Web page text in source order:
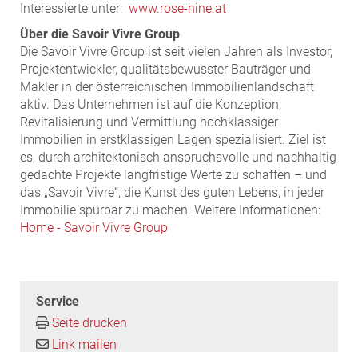
Interessierte unter: www.rose-nine.at
Über die Savoir Vivre Group
Die Savoir Vivre Group ist seit vielen Jahren als Investor,
Projektentwickler, qualitätsbewusster Bauträger und
Makler in der österreichischen Immobilienlandschaft
aktiv. Das Unternehmen ist auf die Konzeption,
Revitalisierung und Vermittlung hochklassiger
Immobilien in erstklassigen Lagen spezialisiert. Ziel ist
es, durch architektonisch anspruchsvolle und nachhaltig
gedachte Projekte langfristige Werte zu schaffen – und
das „Savoir Vivre“, die Kunst des guten Lebens, in jeder
Immobilie spürbar zu machen. Weitere Informationen:
Home - Savoir Vivre Group
Service
Seite drucken
Link mailen